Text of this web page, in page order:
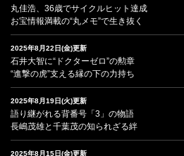
丸佳浩、36歳でサイクルヒット達成
お宝情報満載の“丸メモ”で生き抜く
2025年8月22日(金)更新
石井大智に“ドクターゼロ”の勲章
“進撃の虎”支える縁の下の力持ち
2025年8月19日(火)更新
語り継がれる背番号「3」の物語
長嶋茂雄と千葉茂の知られざる絆
2025年8月15日(金)更新